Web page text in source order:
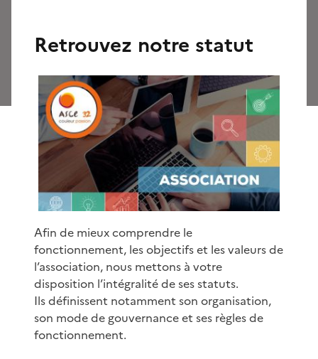
Retrouvez notre statut
Afin de mieux comprendre le
fonctionnement, les objectifs et les valeurs de
l’association, nous mettons à votre
disposition l’intégralité de ses statuts.
Ils définissent notamment son organisation,
son mode de gouvernance et ses règles de
fonctionnement.